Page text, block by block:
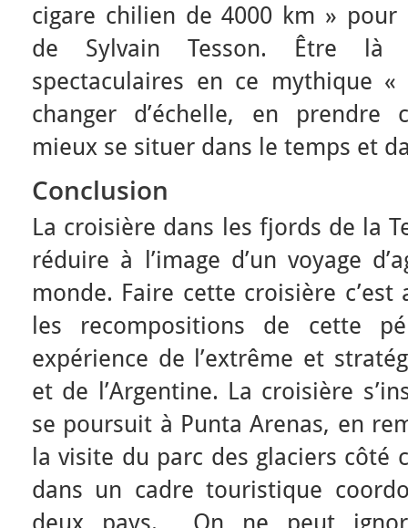
cigare chilien de 4000 km »
de Sylvain Tesson. Être là
spectaculaires en ce mythique
changer d’échelle, en prendre
mieux se situer dans le temps et
Conclusion
La croisière dans les fjords de la
réduire à l’image d’un voyage
monde. Faire cette croisière
les recompositions de cette
expérience de l’extrême et
et de l’Argentine. La croisière
se poursuit à Punta Arenas, en
la visite du parc des glaciers côté
dans un cadre touristique
deux pays. On ne peut